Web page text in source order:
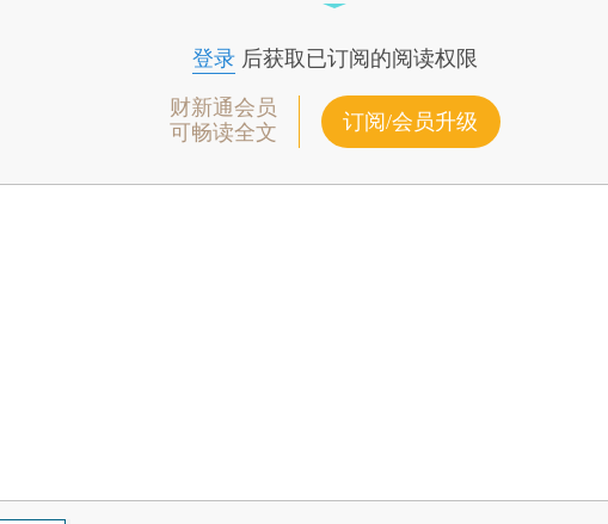
登录后获取已订阅的阅读权限
财新通会员
可畅读全文
订阅/会员升级